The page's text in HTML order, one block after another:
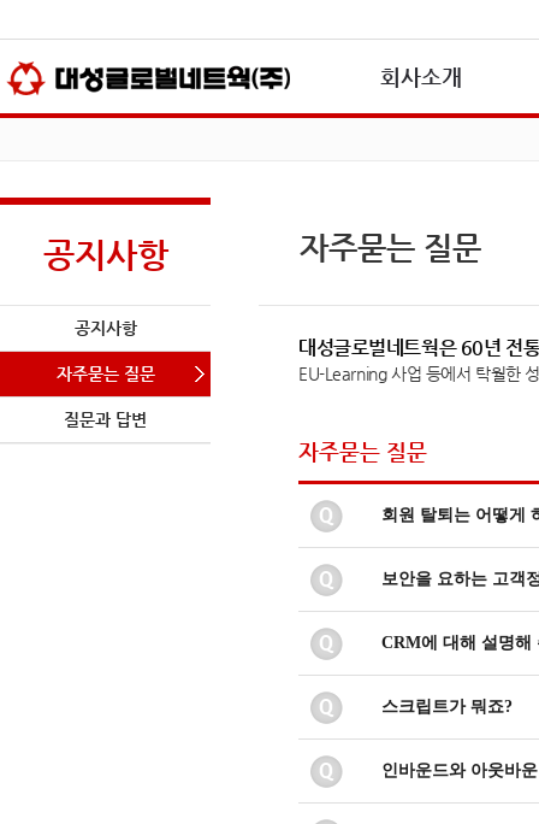
회사소개
공지사항
공지사항
자주묻는 질문
질문과 답변
자주묻는 질문
대성글로벌네트웍은 60년 전
EU-Learning 사업 등에서 탁월한
자주묻는 질문
회원 탈퇴는 어떻게
보안을 요하는 고객
CRM에 대해 설명해
스크립트가 뭐죠?
인바운드와 아웃바